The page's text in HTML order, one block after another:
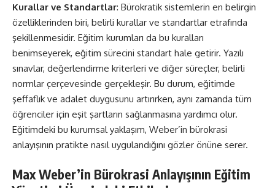
Kurallar ve Standartlar: Bürokratik sistemlerin en belirgin
özelliklerinden biri, belirli kurallar ve standartlar etrafında
şekillenmesidir. Eğitim kurumları da bu kuralları
benimseyerek, eğitim sürecini standart hale getirir. Yazılı
sınavlar, değerlendirme kriterleri ve diğer süreçler, belirli
normlar çerçevesinde gerçekleşir. Bu durum, eğitimde
şeffaflık ve adalet duygusunu artırırken, aynı zamanda tüm
öğrenciler için eşit şartların sağlanmasına yardımcı olur.
Eğitimdeki bu kurumsal yaklaşım, Weber’in bürokrasi
anlayışının pratikte nasıl uygulandığını gözler önüne serer.
Max Weber’in Bürokrasi Anlayışının Eğitim